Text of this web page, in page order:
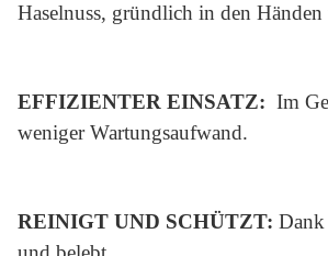
Haselnuss, gründlich in den
EFFIZIENTER EINSATZ: Im
weniger Wartungsaufwand.
REINIGT UND SCHÜTZT: Dank